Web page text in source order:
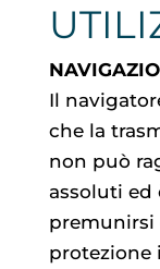
Il
che la
non può
assoluti ed
protezione